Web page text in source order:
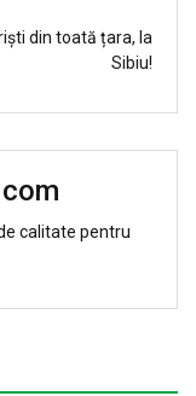
din toată țara, la
Sibiu!
calitate pentru